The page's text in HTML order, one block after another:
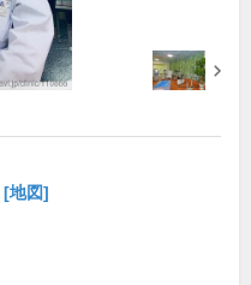
[地図]